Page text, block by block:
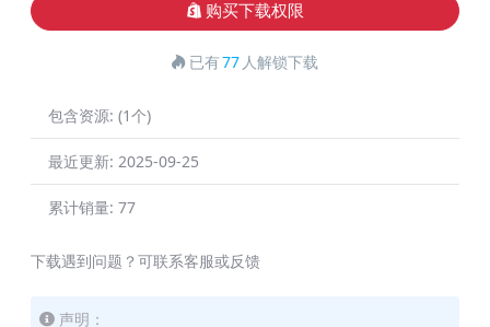
购买下载权限
已有77 人解锁下载
包含资源: (1个)
最近更新: 2025-09-25
累计销量: 77
下载遇到问题？可联系客服或反馈
声明：